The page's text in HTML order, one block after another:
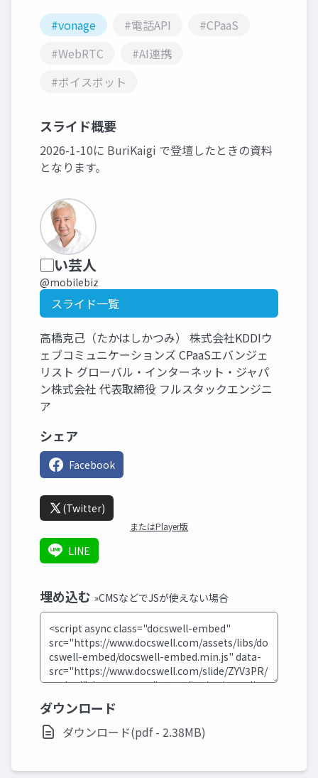
#vonage #電話API
#CPaaS
#WebRTC
#AI連携
#ボイスボット
スライド概要
2026-1-10に BuriKaigi で登壇したときの資料
となります。
▢い芸人
@mobilebiz
スライド一覧
高橋克己（たかはしかつみ） 株式会社KDDIウ
ェブコミュニケーションズ CPaaSエバンジェ
リスト グローバル・インターネット・ジャパ
ン株式会社 代表取締役 フルスタックエンジニ
ア
シェア
Facebook
(Twitter)
またはPlayer版
LINE
埋め込む »CMSなどでJSが使えない場合
ダウンロード
ダウンロード(pdf - 2.38MB)